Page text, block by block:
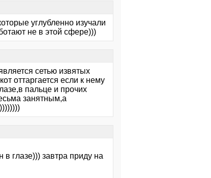
углубленно изучали
не в этой сфере)))
сетью извятых
оттаргается если к нему
пальце и прочих
занятным,а
глазе))) завтра приду на